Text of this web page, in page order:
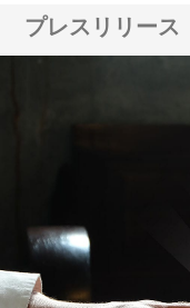
プレスリリース